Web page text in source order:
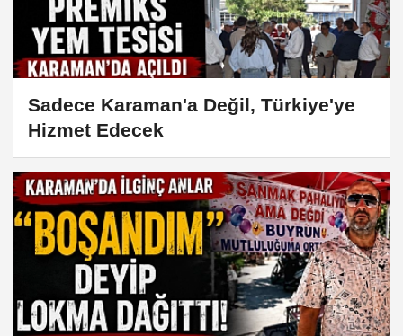
Sadece Karaman'a Değil, Türkiye'ye
Hizmet Edecek